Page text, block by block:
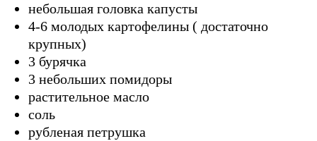
небольшая головка капусты
4-6 молодых картофелины ( достаточно
крупных)
3 бурячка
3 небольших помидоры
растительное масло
соль
рубленая петрушка